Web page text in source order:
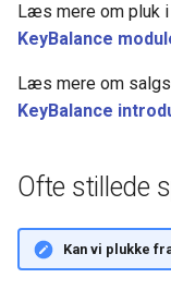
Læs mere om pluk i
KeyBalance
Læs mere om
KeyBalance
Ofte stillede
Kan vi plukke